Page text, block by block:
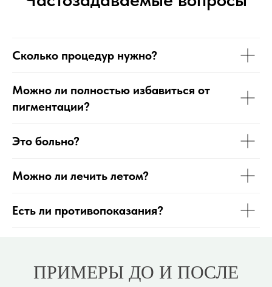
Сколько процедур нужно?
Можно ли полностью избавиться от
пигментации?
Это больно?
Можно ли лечить летом?
Есть ли противопоказания?
ПРИМЕРЫ ДО И ПОСЛЕ